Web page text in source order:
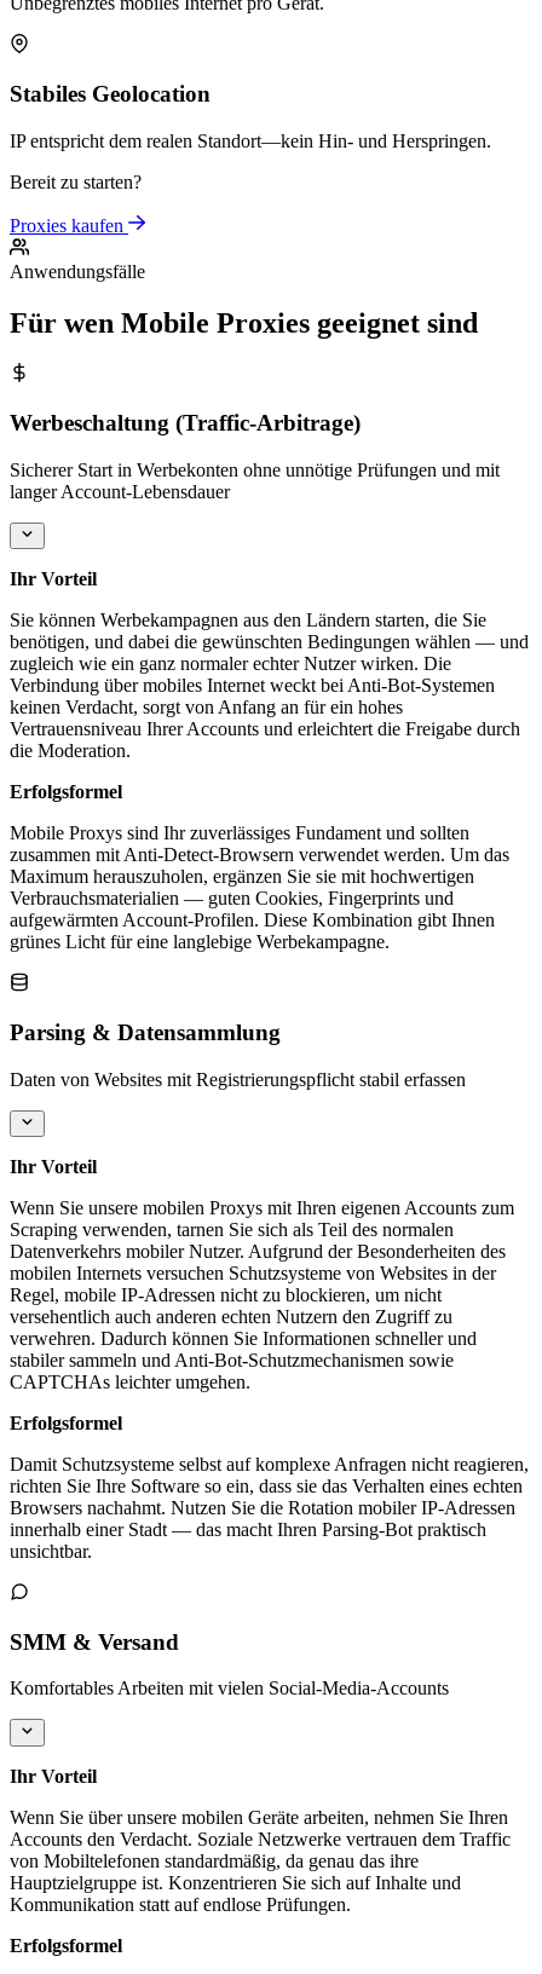
Stabiles Geolocation
IP entspricht dem realen Standort—kein Hin- und Herspringen.
Bereit zu starten?
Proxies kaufen
Anwendungsfälle
Für wen Mobile Proxies geeignet sind
Werbeschaltung (Traffic-Arbitrage)
Sicherer Start in Werbekonten ohne unnötige Prüfungen und mit
langer Account-Lebensdauer
Ihr Vorteil
Sie können Werbekampagnen aus den Ländern starten, die Sie
benötigen, und dabei die gewünschten Bedingungen wählen — und
zugleich wie ein ganz normaler echter Nutzer wirken. Die
Verbindung über mobiles Internet weckt bei Anti-Bot-Systemen
keinen Verdacht, sorgt von Anfang an für ein hohes
Vertrauensniveau Ihrer Accounts und erleichtert die Freigabe durch
die Moderation.
Erfolgsformel
Mobile Proxys sind Ihr zuverlässiges Fundament und sollten
zusammen mit Anti-Detect-Browsern verwendet werden. Um das
Maximum herauszuholen, ergänzen Sie sie mit hochwertigen
Verbrauchsmaterialien — guten Cookies, Fingerprints und
aufgewärmten Account-Profilen. Diese Kombination gibt Ihnen
grünes Licht für eine langlebige Werbekampagne.
Parsing & Datensammlung
Daten von Websites mit Registrierungspflicht stabil erfassen
Ihr Vorteil
Wenn Sie unsere mobilen Proxys mit Ihren eigenen Accounts zum
Scraping verwenden, tarnen Sie sich als Teil des normalen
Datenverkehrs mobiler Nutzer. Aufgrund der Besonderheiten des
mobilen Internets versuchen Schutzsysteme von Websites in der
Regel, mobile IP-Adressen nicht zu blockieren, um nicht
versehentlich auch anderen echten Nutzern den Zugriff zu
verwehren. Dadurch können Sie Informationen schneller und
stabiler sammeln und Anti-Bot-Schutzmechanismen sowie
CAPTCHAs leichter umgehen.
Erfolgsformel
Damit Schutzsysteme selbst auf komplexe Anfragen nicht reagieren,
richten Sie Ihre Software so ein, dass sie das Verhalten eines echten
Browsers nachahmt. Nutzen Sie die Rotation mobiler IP-Adressen
innerhalb einer Stadt — das macht Ihren Parsing-Bot praktisch
unsichtbar.
SMM & Versand
Komfortables Arbeiten mit vielen Social-Media-Accounts
Ihr Vorteil
Wenn Sie über unsere mobilen Geräte arbeiten, nehmen Sie Ihren
Accounts den Verdacht. Soziale Netzwerke vertrauen dem Traffic
von Mobiltelefonen standardmäßig, da genau das ihre
Hauptzielgruppe ist. Konzentrieren Sie sich auf Inhalte und
Kommunikation statt auf endlose Prüfungen.
Erfolgsformel